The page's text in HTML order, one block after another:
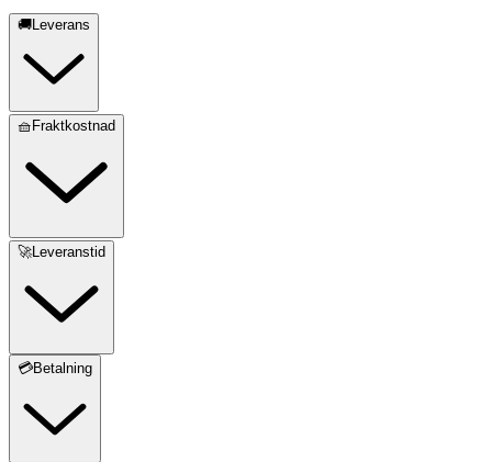
🚚Leverans
🧺Fraktkostnad
🚀Leveranstid
💳Betalning